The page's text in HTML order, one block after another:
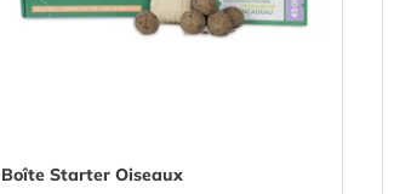
Boîte Starter Oiseaux